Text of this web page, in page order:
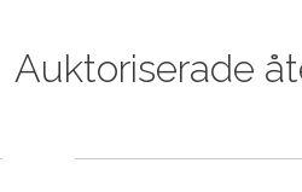
Auktoriserade